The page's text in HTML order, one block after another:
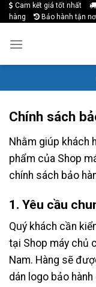
Skip
to
content
Cam kết giá tốt nhất
hàng
Bảo hành tận
Chính sách
Nhằm giúp khách
phẩm của Shop
chính sách bảo
1. Yêu cầu
Quý khách cần
tại Shop máy chủ
Nam. Hàng sẽ
dán logo bảo